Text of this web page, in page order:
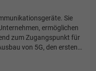
Sie
ermöglichen
zum Zugangspunkt für
von 5G, den ersten…